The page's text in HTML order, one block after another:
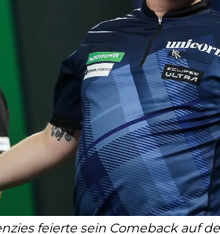
feierte sein Comeback auf